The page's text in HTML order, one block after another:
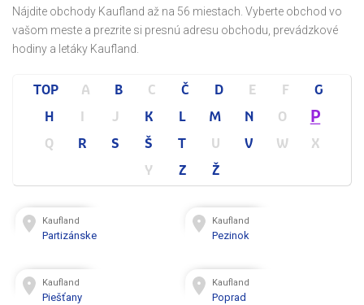
Nájdite obchody Kaufland až na 56 miestach. Vyberte obchod vo
vašom meste a prezrite si presnú adresu obchodu, prevádzkové
hodiny a letáky Kaufland.
TOP A B C Č D E F
G
H
I J K L M N O P
Q R S Š T U V W
X
Y
Z Ž
Kaufland
Partizánske
Kaufland
Pezinok
Kaufland
Piešťany
Kaufland
Poprad